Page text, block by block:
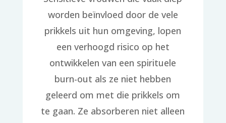
worden beïnvloed door de vele
prikkels uit hun omgeving, lopen
een verhoogd risico op het
ontwikkelen van een spirituele
burn-out als ze niet hebben
geleerd om met die prikkels om
te gaan. Ze absorberen niet alleen